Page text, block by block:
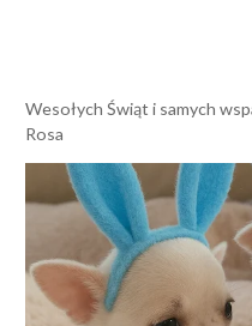
Wesołych Świąt i samych
Rosa